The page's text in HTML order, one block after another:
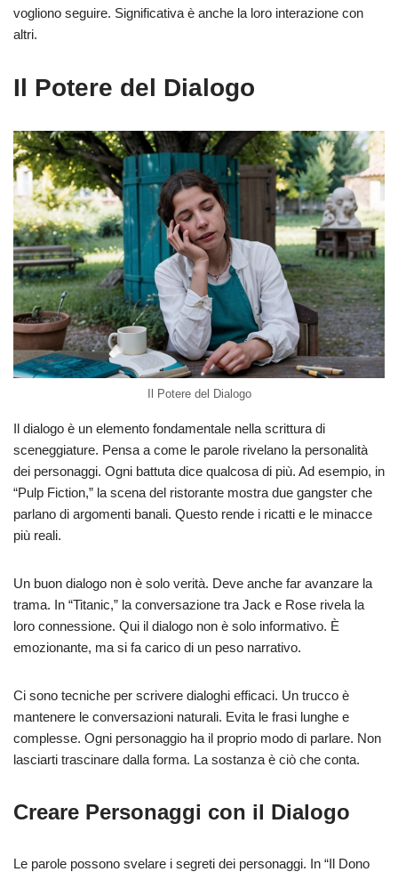
vogliono seguire. Significativa è anche la loro interazione con
altri.
Il Potere del Dialogo
Il Potere del Dialogo
Il dialogo è un elemento fondamentale nella scrittura di
sceneggiature. Pensa a come le parole rivelano la personalità
dei personaggi. Ogni battuta dice qualcosa di più. Ad esempio, in
“Pulp Fiction,” la scena del ristorante mostra due gangster che
parlano di argomenti banali. Questo rende i ricatti e le minacce
più reali.
Un buon dialogo non è solo verità. Deve anche far avanzare la
trama. In “Titanic,” la conversazione tra Jack e Rose rivela la
loro connessione. Qui il dialogo non è solo informativo. È
emozionante, ma si fa carico di un peso narrativo.
Ci sono tecniche per scrivere dialoghi efficaci. Un trucco è
mantenere le conversazioni naturali. Evita le frasi lunghe e
complesse. Ogni personaggio ha il proprio modo di parlare. Non
lasciarti trascinare dalla forma. La sostanza è ciò che conta.
Creare Personaggi con il Dialogo
Le parole possono svelare i segreti dei personaggi. In “Il Dono